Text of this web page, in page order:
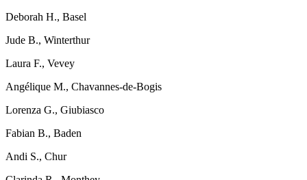
Deborah H., Basel
Jude B., Winterthur
Laura F., Vevey
Angélique M., Chavannes-de-Bogis
Lorenza G., Giubiasco
Fabian B., Baden
Andi S., Chur